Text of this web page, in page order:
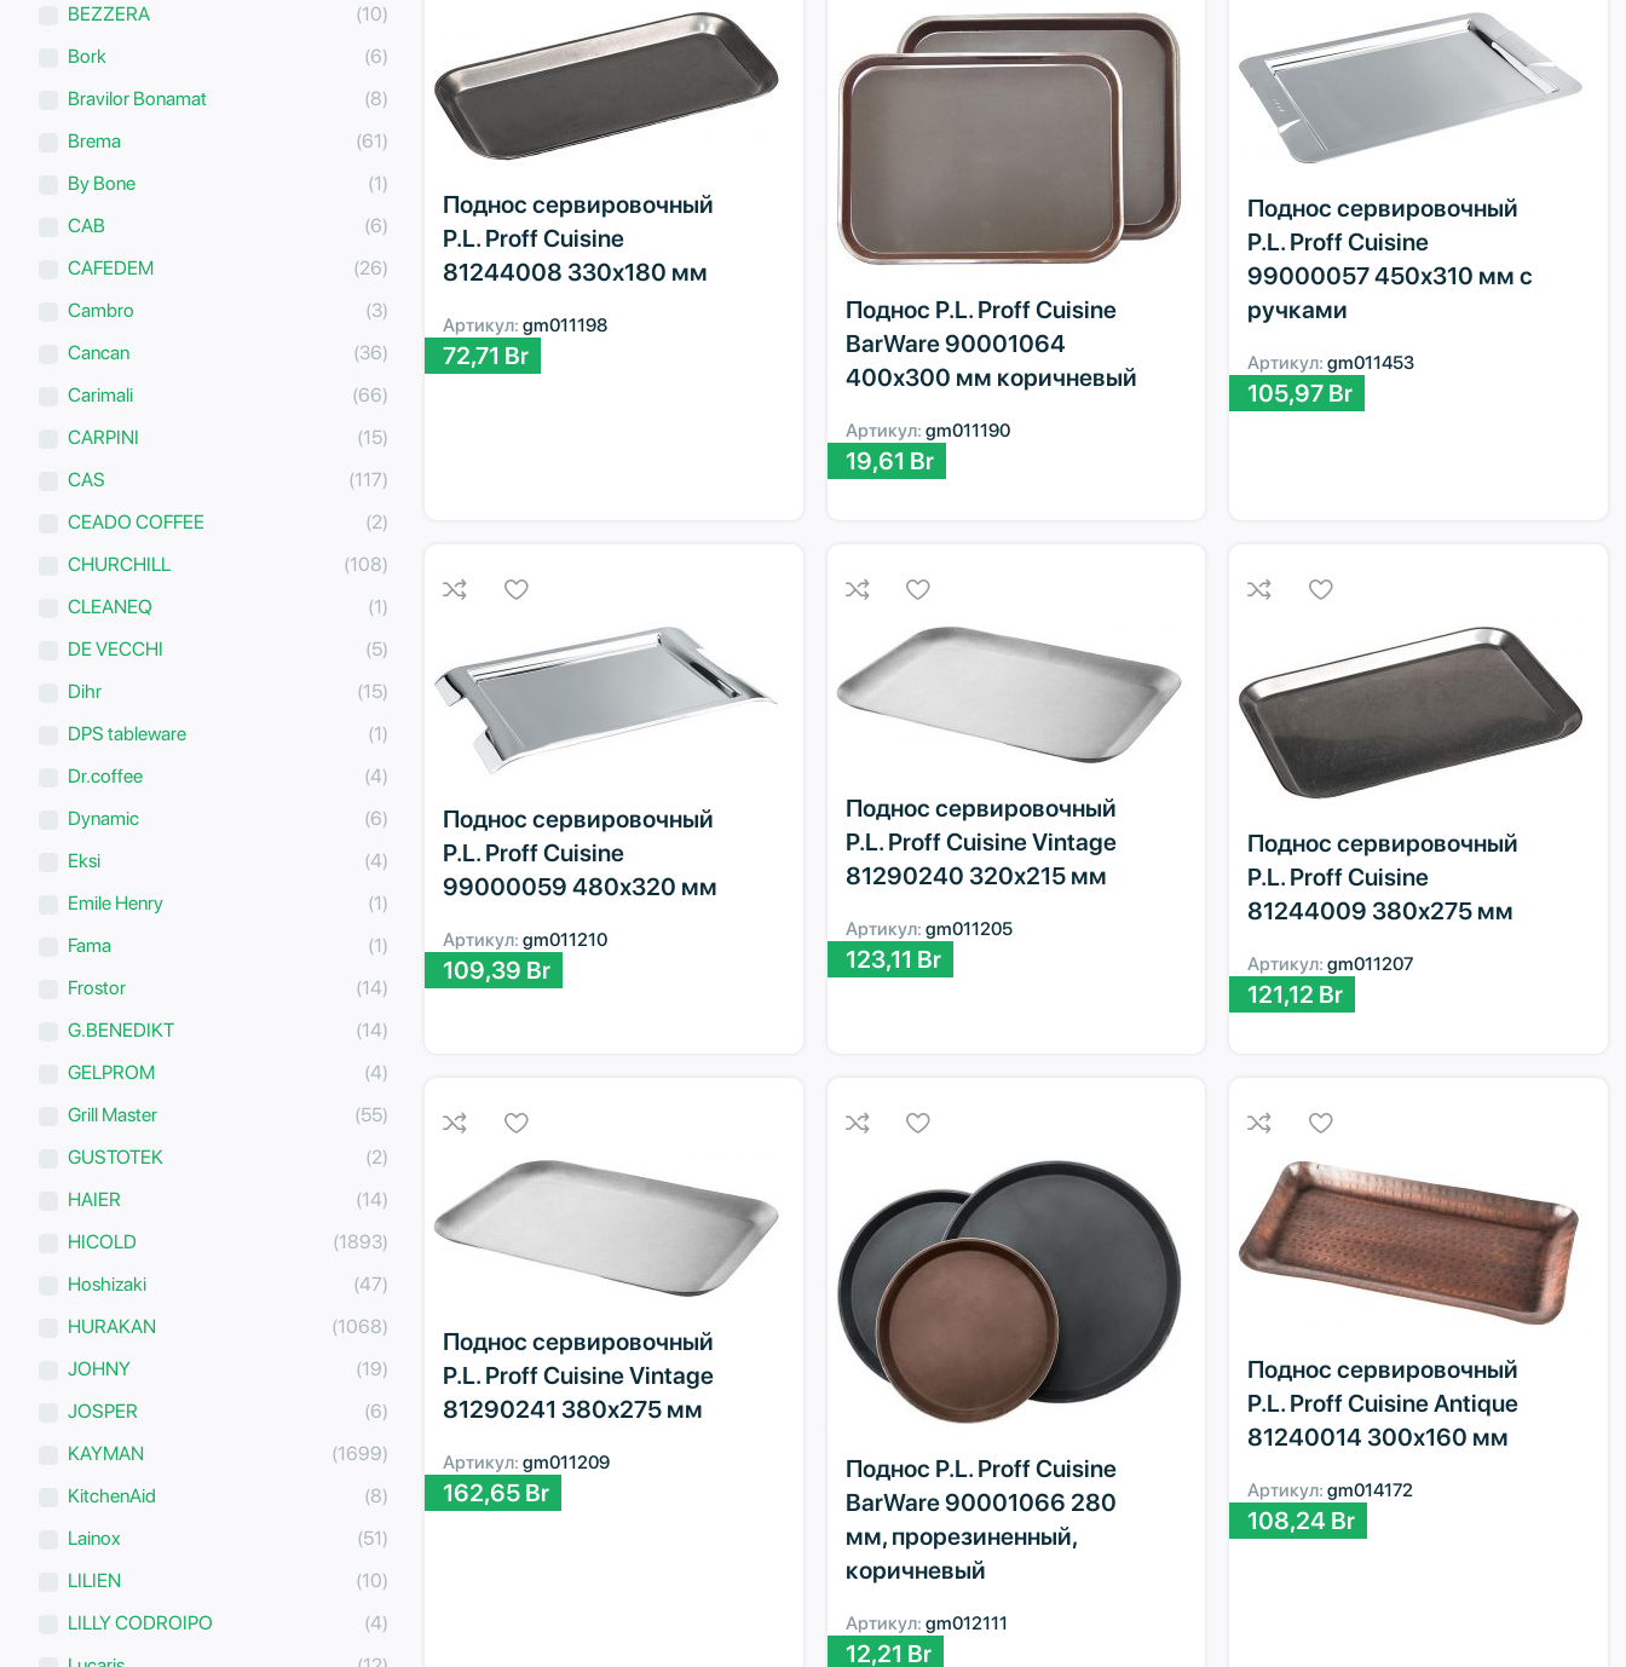
BEZZERA
(10)
Bork
(6)
Bravilor Bonamat
(8)
Brema
(61)
By Bone
(1)
CAB
(6)
CAFEDEM
(26)
Cambro
(3)
Cancan
(36)
Carimali
(66)
CARPINI
(15)
CAS
(117)
CEADO COFFEE
(2)
CHURCHILL
(108)
CLEANEQ
(1)
DE VECCHI
(5)
Dihr
(15)
DPS tableware
(1)
Dr.coffee
(4)
Dynamic
(6)
Eksi
(4)
Emile Henry
(1)
Fama
(1)
Frostor
(14)
G.BENEDIKT
(14)
GELPROM
(4)
Grill Master
(55)
GUSTOTEK
(2)
HAIER
(14)
HICOLD
(1893)
Hoshizaki
(47)
HURAKAN
(1068)
JOHNY
(19)
JOSPER
(6)
KAYMAN
(1699)
KitchenAid
(8)
Lainox
(51)
LILIEN
(10)
LILLY CODROIPO
(4)
Поднос сервировочный
P.L. Proff Cuisine
81244008 330х180 мм
Артикул: gm011198
72,71 Br
Поднос P.L. Proff Cuisine
BarWare 90001064
400х300 мм коричневый
Артикул: gm011190
19,61 Br
Поднос сервировочный
P.L. Proff Cuisine
99000057 450х310 мм с
ручками
Артикул:gm011453
105,97 Br
Поднос сервировочный
P.L. Proff Cuisine
99000059 480х320 мм
Артикул: gm011210
109,39 Br
Поднос сервировочный
P.L. Proff Cuisine Vintage
81290240 320х215 мм
Артикул: gm011205
123,11 Br
Поднос сервировочный
P.L. Proff Cuisine
81244009 380х275 мм
Артикул:gm011207
121,12 Br
Поднос сервировочный
P.L. Proff Cuisine Vintage
81290241 380х275 мм
Артикул: gm011209
162,65 Br
Поднос P.L. Proff Cuisine
BarWare 90001066 280
мм, прорезиненный,
коричневый
Артикул: gm012111
12,21 Br
Поднос сервировочный
P.L. Proff Cuisine Antique
81240014 300х160 мм
Артикул:gm014172
108,24 Br